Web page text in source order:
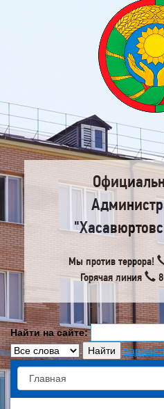
Мы против террора!
Горячая линия
Найти на сайте: